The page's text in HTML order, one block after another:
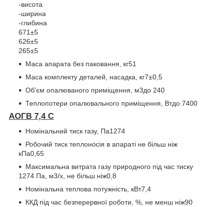
-висота
-ширина
-глибина
671±5
626±5
265±5
Маса апарата без паковання, кг51
Маса комплекту деталей, насадка, кг7±0,5
Об'єм опалюваного приміщення, м3до 240
Теплопотери опалювального приміщення, Втдо 7400
АОГВ 7,4 С
Номінальний тиск газу, Па1274
Робочий тиск теплоносія в апараті не більш ніж
кПа0,65
Максимальна витрата газу природного під час тиску
1274 Па, м3/х, не більш ніж0,8
Номінальна теплова потужність, кВт7,4
ККД під час безперервної роботи, %, не менш ніж90